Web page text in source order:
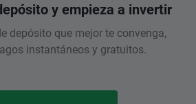
y empieza a invertir
depósito que mejor te convenga,
instantáneos y gratuitos.